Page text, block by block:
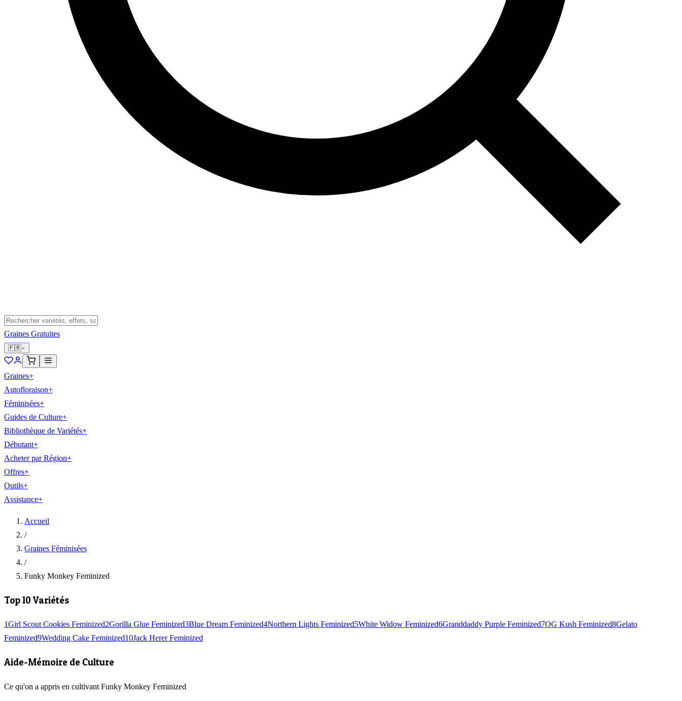
Graines Gratuites
🇫🇷
Graines+
Autofloraison+
Féminisées+
Guides de Culture+
Bibliothèque de Variétés+
Débutant+
Acheter par Région+
Offres+
Outils+
Assistance+
Accueil
/
Graines Féminisées
/
Funky Monkey Feminized
Top 10 Variétés
1Girl Scout Cookies Feminized2Gorilla Glue Feminized3Blue Dream Feminized4Northern Lights Feminized5White Widow Feminized6Granddaddy Purple Feminized7OG Kush Feminized8Gelato
Feminized9Wedding Cake Feminized10Jack Herer Feminized
Aide-Mémoire de Culture
Ce qu'on a appris en cultivant Funky Monkey Feminized